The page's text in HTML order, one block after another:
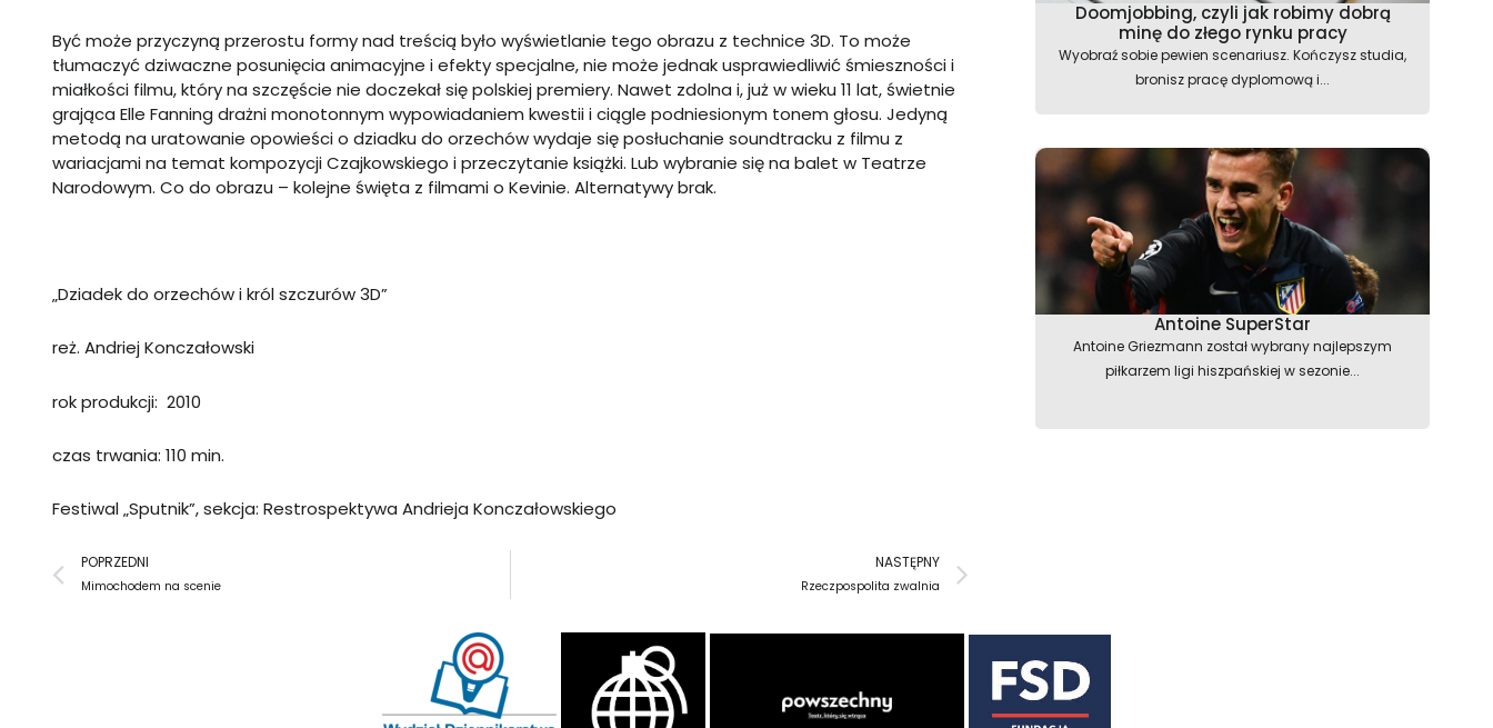
Być może przyczyną przerostu formy nad treścią było wyświetlanie tego obrazu z technice 3D. To może
tłumaczyć dziwaczne posunięcia animacyjne i efekty specjalne, nie może jednak usprawiedliwić śmieszności i
miałkości filmu, który na szczęście nie doczekał się polskiej premiery. Nawet zdolna i, już w wieku 11 lat, świetnie
grająca Elle Fanning drażni monotonnym wypowiadaniem kwestii i ciągle podniesionym tonem głosu. Jedyną
metodą na uratowanie opowieści o dziadku do orzechów wydaje się posłuchanie soundtracku z filmu z
wariacjami na temat kompozycji Czajkowskiego i przeczytanie książki. Lub wybranie się na balet w Teatrze
Narodowym. Co do obrazu – kolejne święta z filmami o Kevinie. Alternatywy brak.
„Dziadek do orzechów i król szczurów 3D”
reż. Andriej Konczałowski
rok produkcji: 2010
czas trwania: 110 min.
Festiwal „Sputnik”, sekcja: Restrospektywa Andrieja Konczałowskiego
Prev
POPRZEDNI
Mimochodem na scenie
NASTĘPNY
Rzeczpospolita zwalnia
Doomjobbing, czyli jak robimy dobrą
minę do złego rynku pracy
Wyobraź sobie pewien scenariusz. Kończysz studia,
bronisz pracę dyplomową i...
Antoine SuperStar
Antoine Griezmann został wybrany najlepszym
piłkarzem ligi hiszpańskiej w sezonie...